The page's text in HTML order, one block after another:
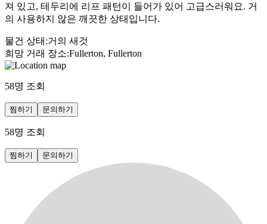
져 있고, 테두리에 리프 패턴이 들어가 있어 고급스러워요. 거
의 사용하지 않은 깨끗한 상태입니다.
물건 상태 :거의 새것
희망 거래 장소:Fullerton, Fullerton
58명 조회
찜하기 문의하기
58명 조회
찜하기 문의하기